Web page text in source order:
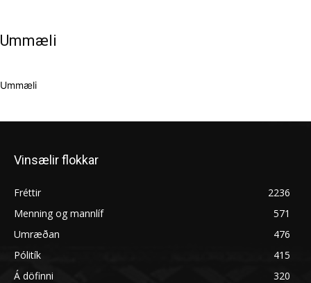
Ummæli
Ummæli
Vinsælir flokkar
Fréttir
2236
Menning og mannlíf
571
Umræðan
476
Pólitík
415
Á döfinni
320